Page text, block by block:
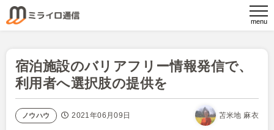
ノウハウ 2021年06月09日
宿泊施設のバリアフリー情報発信で、
利用者へ選択肢の提供を
苫米地 麻衣